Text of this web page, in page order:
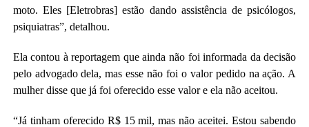
moto. Eles [Eletrobras] estão dando assistência de psicólogos,
psiquiatras”, detalhou.
Ela contou à reportagem que ainda não foi informada da decisão
pelo advogado dela, mas esse não foi o valor pedido na ação. A
mulher disse que já foi oferecido esse valor e ela não aceitou.
“Já tinham oferecido R$ 15 mil, mas não aceitei. Estou sabendo